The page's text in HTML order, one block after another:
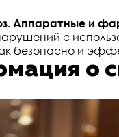
Аппаратные и
с
безопасно и
о